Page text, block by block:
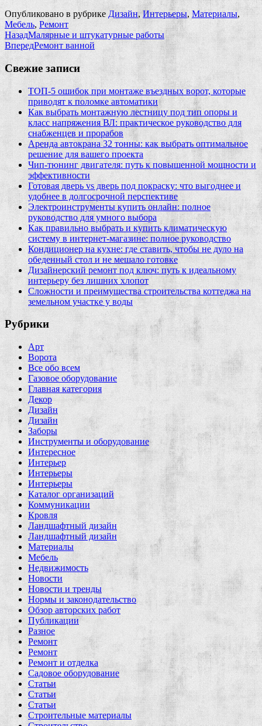
Опубликовано в рубрике Дизайн,Интерьеры, Материалы,
Мебель, Ремонт
НазадМалярные и штукатурные работы
ВпередРемонт ванной
Свежие записи
ТОП-5 ошибок при монтаже въездных ворот, которые
приводят к поломке автоматики
Как выбрать монтажную лестницу под тип опоры и
класс напряжения ВЛ: практическое руководство для
снабженцев и прорабов
Аренда автокрана 32 тонны: как выбрать оптимальное
решение для вашего проекта
Чип‑тюнинг двигателя: путь к повышенной мощности и
эффективности
Готовая дверь vs дверь под покраску: что выгоднее и
удобнее в долгосрочной перспективе
Электроинструменты купить онлайн: полное
руководство для умного выбора
Как правильно выбрать и купить климатическую
систему в интернет‑магазине: полное руководство
Кондиционер на кухне: где ставить, чтобы не дуло на
обеденный стол и не мешало готовке
Дизайнерский ремонт под ключ: путь к идеальному
интерьеру без лишних хлопот
Сложности и преимущества строительства коттеджа на
земельном участке у воды
Рубрики
Арт
Ворота
Все обо всем
Газовое оборудование
Главная категория
Декор
Дизайн
Дизайн
Заборы
Инструменты и оборудование
Интересное
Интерьер
Интерьеры
Интерьеры
Каталог организаций
Коммуникации
Кровля
Ландшафтный дизайн
Ландшафтный дизайн
Материалы
Мебель
Недвижимость
Новости
Новости и тренды
Нормы и законодательство
Обзор авторских работ
Публикации
Разное
Ремонт
Ремонт
Ремонт и отделка
Садовое оборудование
Статьи
Статьи
Статьи
Строительные материалы